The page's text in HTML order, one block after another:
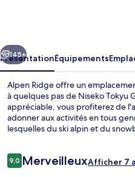
Suivant
145+
PrésentationÉquipements
Alpen Ridge offre un
à quelques pas de Niseko Tokyu
appréciable, vous profiterez de
adonner aux activités en tous
lesquelles du ski alpin et du
Avis
voyageurs
9,09,0 sur 10
MerveilleuxAfficher 7